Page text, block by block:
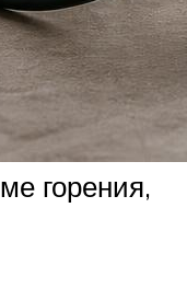
горения,